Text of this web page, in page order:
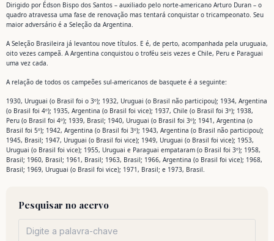
Dirigido por Édson Bispo dos Santos – auxiliado pelo norte-americano Arturo Duran – o
quadro atravessa uma fase de renovação mas tentará conquistar o tricampeonato. Seu
maior adversário é a Seleção da Argentina.
A Seleção Brasileira já levantou nove títulos. E é, de perto, acompanhada pela uruguaia,
oito vezes campeã. A Argentina conquistou o troféu seis vezes e Chile, Peru e Paraguai
uma vez cada.
A relação de todos os campeões sul-americanos de basquete é a seguinte:
1930, Uruguai (o Brasil foi o 3º); 1932, Uruguai (o Brasil não participou); 1934, Argentina
(o Brasil foi 4º); 1935, Argentina (o Brasil foi vice); 1937, Chile (o Brasil foi 3º); 1938,
Peru (o Brasil foi 4º); 1939, Brasil; 1940, Uruguai (o Brasil foi 3º); 1941, Argentina (o
Brasil foi 5º); 1942, Argentina (o Brasil foi 3º); 1943, Argentina (o Brasil não participou);
1945, Brasil; 1947, Uruguai (o Brasil foi vice); 1949, Uruguai (o Brasil foi vice); 1953,
Uruguai (o Brasil foi vice); 1955, Uruguai e Paraguai empataram (o Brasil foi 3º); 1958,
Brasil; 1960, Brasil; 1961, Brasil; 1963, Brasil; 1966, Argentina (o Brasil foi vice); 1968,
Brasil; 1969, Uruguai (o Brasil foi vice); 1971, Brasil; e 1973, Brasil.
Pesquisar no acervo